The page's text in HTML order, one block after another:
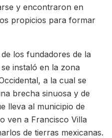
y encontraron en
propicios para formar
los fundadores de la
instaló en la zona
a la cual se
brecha sinuosa y de
lleva al municipio de
ven a Francisco Villa
de tierras mexicanas.